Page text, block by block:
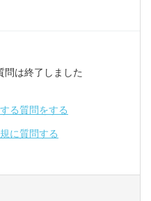
問は終了しました
る質問をする
に質問する